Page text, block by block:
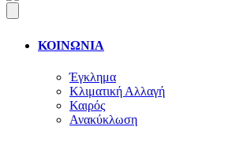
ΚΟΙΝΩΝΙΑ
Έγκλημα
Κλιματική Αλλαγή
Καιρός
Ανακύκλωση